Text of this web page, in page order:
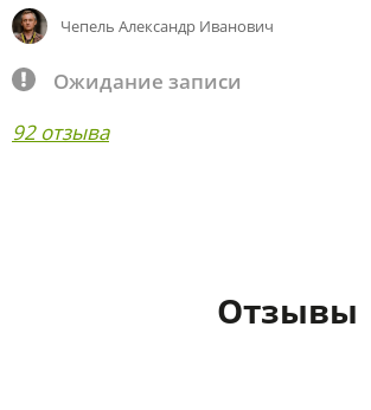
Чепель Александр Иванович
Ожидание записи
92 отзыва
Отзывы